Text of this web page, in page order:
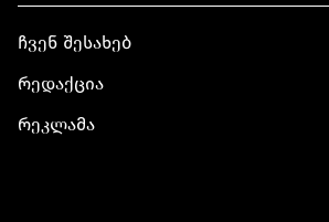
ჩვენ შესახებ
რედაქცია
რეკლამა